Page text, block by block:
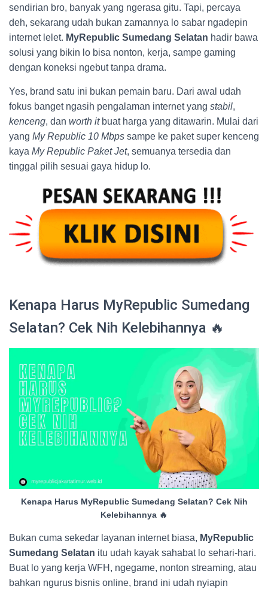
sendirian bro, banyak yang ngerasa gitu. Tapi, percaya
deh, sekarang udah bukan zamannya lo sabar ngadepin
internet lelet. MyRepublic Sumedang Selatan hadir bawa
solusi yang bikin lo bisa nonton, kerja, sampe gaming
dengan koneksi ngebut tanpa drama.
Yes, brand satu ini bukan pemain baru. Dari awal udah
fokus banget ngasih pengalaman internet yang stabil,
kenceng, dan worth itbuat harga yang ditawarin. Mulai dari
yang My Republic 10 Mbps sampe ke paket super kenceng
kaya My Republic Paket Jet, semuanya tersedia dan
tinggal pilih sesuai gaya hidup lo.
Kenapa Harus MyRepublic Sumedang
Selatan? Cek Nih Kelebihannya 🔥
Kenapa Harus MyRepublic Sumedang Selatan? Cek Nih
Kelebihannya 🔥
Bukan cuma sekedar layanan internet biasa, MyRepublic
Sumedang Selatan itu udah kayak sahabat lo sehari-hari.
Buat lo yang kerja WFH, ngegame, nonton streaming, atau
bahkan ngurus bisnis online, brand ini udah nyiapin